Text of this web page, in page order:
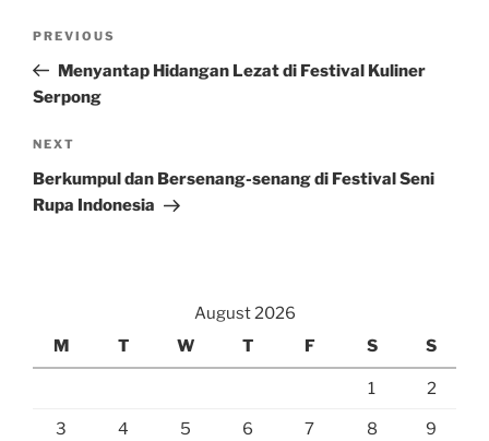
Previous
Post
PREVIOUS
Menyantap Hidangan Lezat di Festival Kuliner
Serpong
Next
Post
NEXT
Berkumpul dan Bersenang-senang di Festival Seni
Rupa Indonesia
August 2026
M
T W T F S S
1 2
3 4 5 6 7 8 9